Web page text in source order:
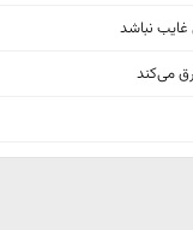
نباشد
می‌کند